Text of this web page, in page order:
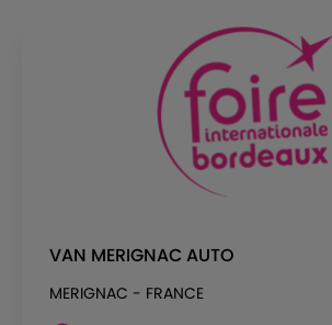
VAN MERIGNAC AUTO
MERIGNAC - FRANCE